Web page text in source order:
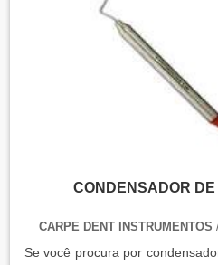
CONDENSADOR DE
CARPE DENT INSTRUMENTOS
Se você procura por